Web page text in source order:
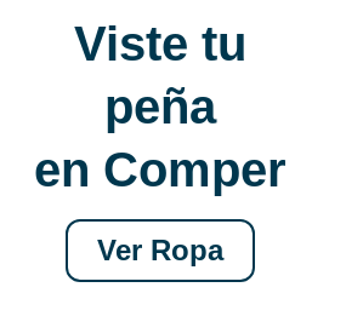
Viste tu
peña
en Comper
Ver Ropa